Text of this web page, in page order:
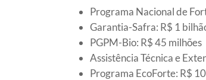
Programa Nacional de
Garantia-Safra: R$ 1
PGPM-Bio: R$ 45 milhões
Assistência Técnica e
Programa EcoForte: R$